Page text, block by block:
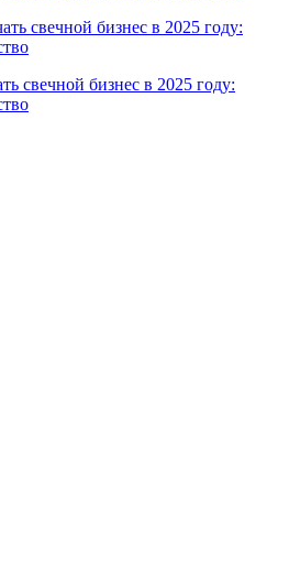
свечной бизнес в 2025 году:
свечной бизнес в 2025 году: